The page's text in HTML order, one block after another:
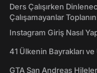
Ders Çalışırken
Çalışamayanlar
Instagram Giriş Nasıl
41 Ülkenin Bayrakları ve
GTA San Andreas